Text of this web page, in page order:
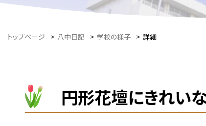
トップページ > 八中日記 > 学校の様子 > 詳細
円形花壇にきれい